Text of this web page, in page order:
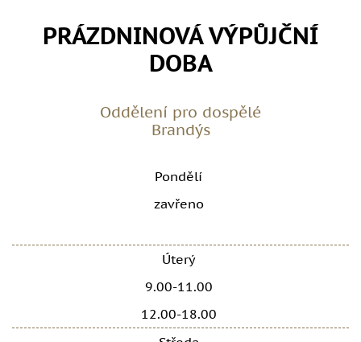
PRÁZDNINOVÁ VÝPŮJČNÍ
DOBA
Oddělení pro dospělé
Brandýs
Pondělí
zavřeno
Úterý
9.00-11.00
12.00-18.00